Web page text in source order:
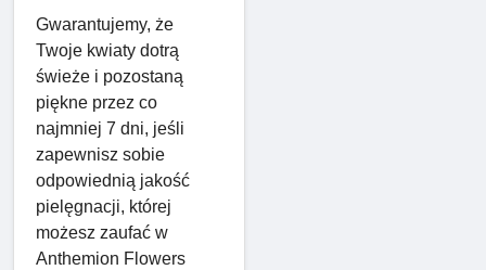
Gwarantujemy, że
Twoje kwiaty dotrą
świeże i pozostaną
piękne przez co
najmniej 7 dni, jeśli
zapewnisz sobie
odpowiednią jakość
pielęgnacji, której
możesz zaufać w
Anthemion Flowers